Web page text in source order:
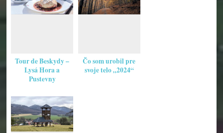
Tour de Beskydy –
Lysá Hora a
Pustevny
Čo som urobil pre
svoje telo „2024“